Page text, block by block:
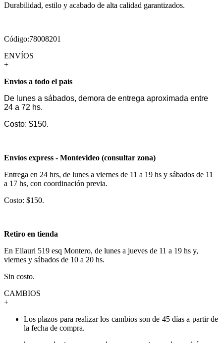
Durabilidad, estilo y acabado de alta calidad garantizados.
Código:78008201
ENVÍOS
+
Envíos a todo el país
De lunes a sábados, demora de entrega aproximada entre
24 a 72 hs.
Costo: $150.
Envíos express - Montevideo (consultar zona)
Entrega en 24 hrs, de lunes a viernes de 11 a 19 hs y sábados de 11
a 17 hs, con coordinación previa.
Costo: $150.
Retiro en tienda
En Ellauri 519 esq Montero, de lunes a jueves de 11 a 19 hs y,
viernes y sábados de 10 a 20 hs.
Sin costo.
CAMBIOS
+
Los plazos para realizar los cambios son de 45 días a partir de
la fecha de compra.